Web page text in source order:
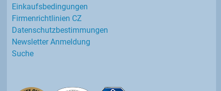
Einkaufs­bedingungen
Firmenrichtlinien CZ
Datenschutz­bestimmungen
Newsletter Anmeldung
Suche